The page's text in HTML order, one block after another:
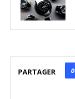
PARTAGER 0